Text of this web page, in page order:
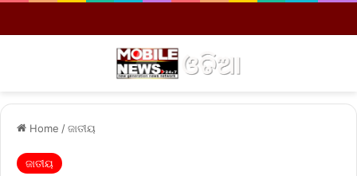
Home /ଜାତୀୟ
ଜାତୀୟ